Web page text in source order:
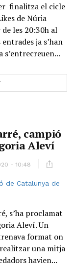
finalitza el cicle
de Núria
les 20:30h al
ja s’han
s’entrecreuen...
campió
Aleví
- 10:48
s’ha proclamat
Aleví. Un
format on
una mitja
havien...